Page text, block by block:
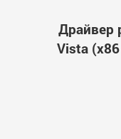
Драйвер
Vista